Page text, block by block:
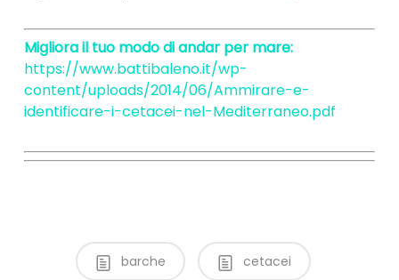
Migliora il tuo modo di andar per mare:
https://www.battibaleno.it/wp-
content/uploads/2014/06/Ammirare-e-
identificare-i-cetacei-nel-Mediterraneo.pdf
barche cetacei